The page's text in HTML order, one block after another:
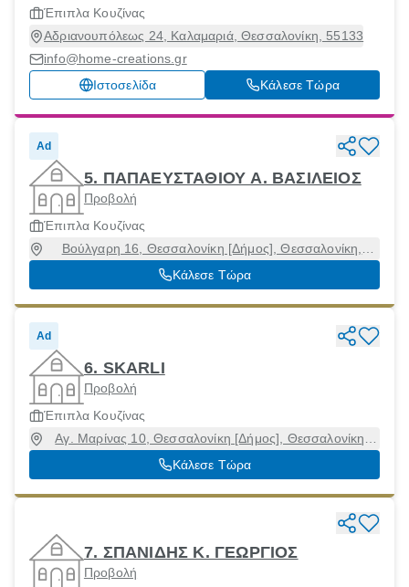
Έπιπλα Κουζίνας
Αδριανουπόλεως 24, Καλαμαριά, Θεσσαλονίκη, 55133
info@home-creations.gr
Ιστοσελίδα
Κάλεσε Τώρα
Ad
5. ΠΑΠΑΕΥΣΤΑΘΙΟΥ Α. ΒΑΣΙΛΕΙΟΣ
Προβολή
Έπιπλα Κουζίνας
Βούλγαρη 16, Θεσσαλονίκη [Δήμος], Θεσσαλονίκη,
54248
Κάλεσε Τώρα
Ad
6. SKARLI
Προβολή
Έπιπλα Κουζίνας
Αγ. Μαρίνας 10, Θεσσαλονίκη [Δήμος], Θεσσαλονίκη,
54351
Κάλεσε Τώρα
7. ΣΠΑΝΙΔΗΣ Κ. ΓΕΩΡΓΙΟΣ
Προβολή